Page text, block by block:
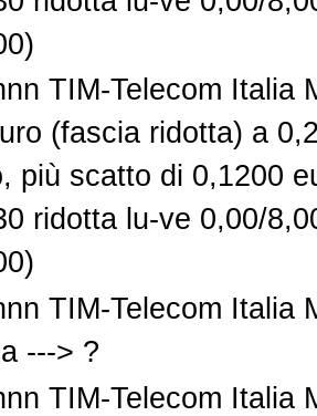
TIM-Telecom Italia
(fascia ridotta) a
più scatto di 0,1200
ridotta lu-ve 0,00/
TIM-Telecom Italia
---> ?
TIM-Telecom Italia